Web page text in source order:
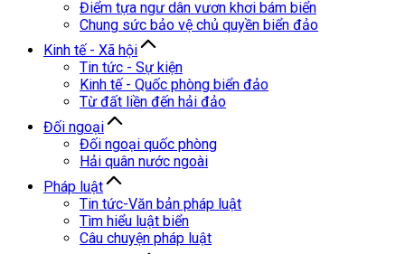
Điểm tựa ngư dân vươn khơi bám biển
Chung sức bảo vệ chủ quyền biển đảo
Kinh tế - Xã hội
Tin tức - Sự kiện
Kinh tế - Quốc phòng biển đảo
Từ đất liền đến hải đảo
Đối ngoại
Đối ngoại quốc phòng
Hải quân nước ngoài
Pháp luật
Tin tức-Văn bản pháp luật
Tìm hiểu luật biển
Câu chuyện pháp luật